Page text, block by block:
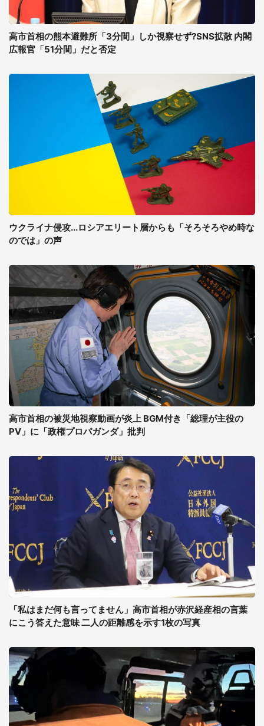
高市首相の熊本避難所「3分間」しか視察せず?SNS拡散 内閣
広報官「51分間」だと否定
ウクライナ侵攻...ロシアエリート層からも「そろそろやめ時な
のでは」の声
高市首相の被災地視察動画が炎上 BGM付き「総理が主役の
PV」に「政権プロパガンダ」批判
「私はまだ何も言ってません」高市首相が赤沢経産相の言葉
にこう答えた意味 二人の距離感を示す1枚の写真